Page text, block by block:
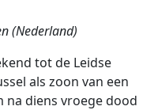
(Nederland)
tot de Leidse
als zoon van een
na diens vroege dood